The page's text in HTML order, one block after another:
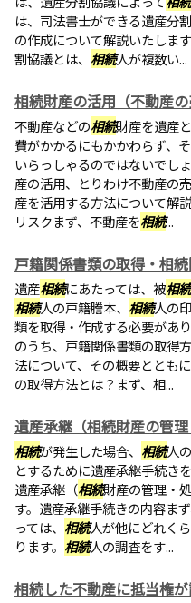
は、司法書士ができる遺産分
の作成について解説いたしま
割協議とは、 相続人が複数い...
相続財産の活用（不動産の
不動産などの相続財産を遺産
費がかかるにもかかわらず、
いらっしゃるのではないでし
産の活用、とりわけ不動産の
産を活用する方法について解説
リスクまず、不動産を相続...
戸籍関係書類の取得・相
遺産相続にあたっては、被相続
相続人の戸籍謄本、 相続人の
類を取得・作成する必要があ
のうち、戸籍関係書類の取得
法について、その概要ととも
の取得方法とは？まず、相...
遺産承継（相続財産の管
相続が発生した場合、 相続人
とするために遺産承継手続き
遺産承継（相続財産の管理・
す。遺産承継手続きの内容ま
っては、 相続人が他にどれく
ります。 相続人の調査をす...
相続した不動産に抵当権